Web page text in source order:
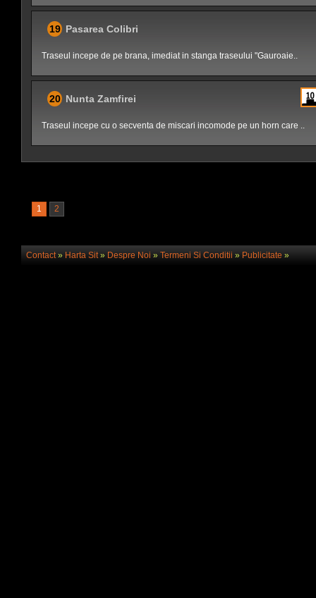
19 Pasarea Colibri
Traseul incepe de pe brana, imediat in stanga traseului "Gauroaie..
20 Nunta Zamfirei
Traseul incepe cu o secventa de miscari incomode pe un horn care ..
1 2
Contact» Harta Sit» Despre Noi » Termeni Si Conditii » Publicitate»